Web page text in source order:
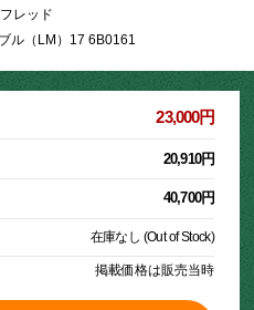
レッド
ル（LM）17 6B0161
23,000円
20,910円
40,700円
在庫なし (Out of Stock)
掲載価格は販売当時